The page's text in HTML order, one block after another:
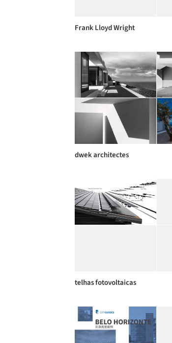
Frank Lloyd Wright
dwek architectes
telhas fotovoltaicas